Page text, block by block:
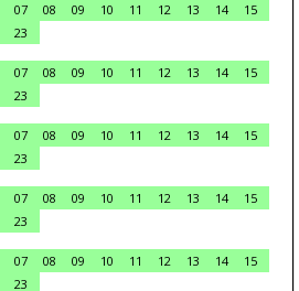
07 08 09 10 11 12 13 14
15
23
07 08 09 10 11 12 13 14
15
23
07 08 09 10 11 12 13 14
15
23
07 08 09 10 11 12 13 14
15
23
07 08 09 10 11 12 13 14
15
23